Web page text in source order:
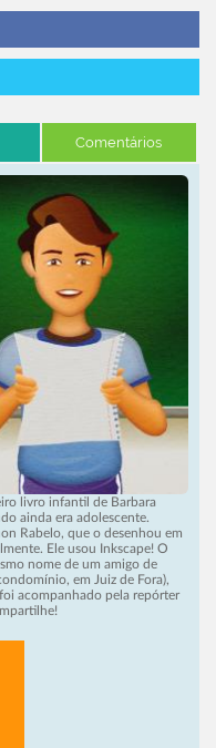
Comentários
livro infantil de Barbara
ainda era adolescente.
Rabelo, que o desenhou em
Ele usou Inkscape! O
nome de um amigo de
em Juiz de Fora),
acompanhado pela repórter